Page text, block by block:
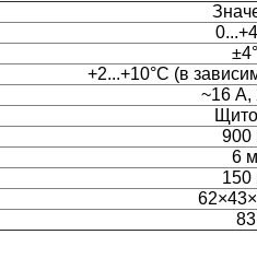
+2...+10°С (в
~16 А,
900
6
150
83